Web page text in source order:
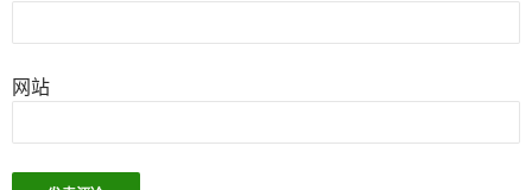
网站